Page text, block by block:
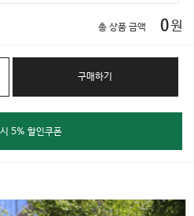
총 상품 금액 0원
구매하기